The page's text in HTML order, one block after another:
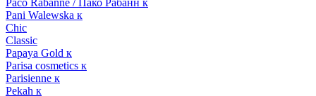
Paco Rabanne / Пако Рабанн к
Pani Walewska к
Chic
Classic
Papaya Gold к
Parisa cosmetics к
Parisienne к
Pekah к